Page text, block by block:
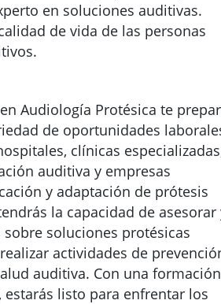
en soluciones auditivas.
de vida de las personas
Audiología Protésica te
de oportunidades
clínicas
auditiva y empresas
y adaptación de prótesis
la capacidad de asesorar
soluciones protésicas
actividades de
auditiva. Con una formación
estarás listo para enfrentar los